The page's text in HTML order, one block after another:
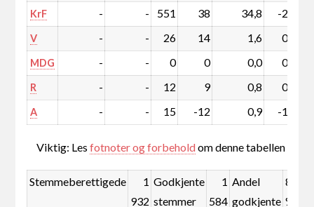
KrF - - 551 38 34,8 -2,0
V - - 26 14 1,6 0,8
MDG - - 0 0 0,0 0,0
R - - 12 9 0,8 0,5
A - - 15 -12 0,9 -1,0
Viktig: Lesfotnoter og forbeholdom denne tabellen
Stemmeberettigede
1
932
Godkjente
stemmer
1
584
Andel
godkjente
82,0
%